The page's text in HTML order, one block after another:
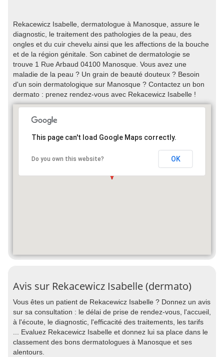
Rekacewicz Isabelle, dermatologue à Manosque, assure le
diagnostic, le traitement des pathologies de la peau, des
ongles et du cuir chevelu ainsi que les affections de la bouche
et de la région génitale. Son cabinet de dermatologie se
trouve 1 Rue Arbaud 04100 Manosque. Vous avez une
maladie de la peau ? Un grain de beauté douteux ? Besoin
d'un soin dermatologique sur Manosque ? Contactez un bon
dermato : prenez rendez-vous avec Rekacewicz Isabelle !
This page can't load Google Maps correctly.
Do you own this website? OK
Avis sur Rekacewicz Isabelle (dermato)
Vous êtes un patient de Rekacewicz Isabelle ? Donnez un avis
sur sa consultation : le délai de prise de rendez-vous, l'accueil,
à l'écoute, le diagnostic, l'efficacité des traitements, les tarifs
... Evaluez Rekacewicz Isabelle et donnez lui sa place dans le
classement des bons dermatologues à Manosque et ses
alentours.